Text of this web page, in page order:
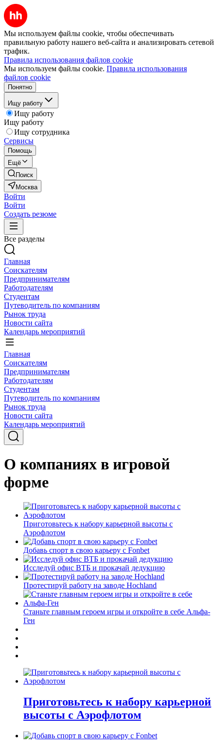
Мы используем файлы cookie, чтобы обеспечивать
правильную работу нашего веб-сайта и анализировать сетевой
трафик.
Правила использования файлов cookie
Мы используем файлы cookie. Правила использования
файлов cookie
Понятно
Ищу работу
Ищу работу
Ищу работу
Ищу сотрудника
Сервисы
Помощь
Ещё
Поиск
Москва
Войти
Войти
Создать резюме
Все разделы
Главная
Соискателям
Предпринимателям
Работодателям
Студентам
Путеводитель по компаниям
Рынок труда
Новости сайта
Календарь мероприятий
Главная
Соискателям
Предпринимателям
Работодателям
Студентам
Путеводитель по компаниям
Рынок труда
Новости сайта
Календарь мероприятий
О компаниях в игровой
форме
Приготовьтесь к набору карьерной высоты с
Аэрофлотом
Добавь спорт в свою карьеру с Fonbet
Исследуй офис ВТБ и прокачай дедукцию
Протестируй работу на заводе Hochland
Станьте главным героем игры и откройте в себе Альфа-
Ген
Приготовьтесь к набору карьерной
высоты с Аэрофлотом